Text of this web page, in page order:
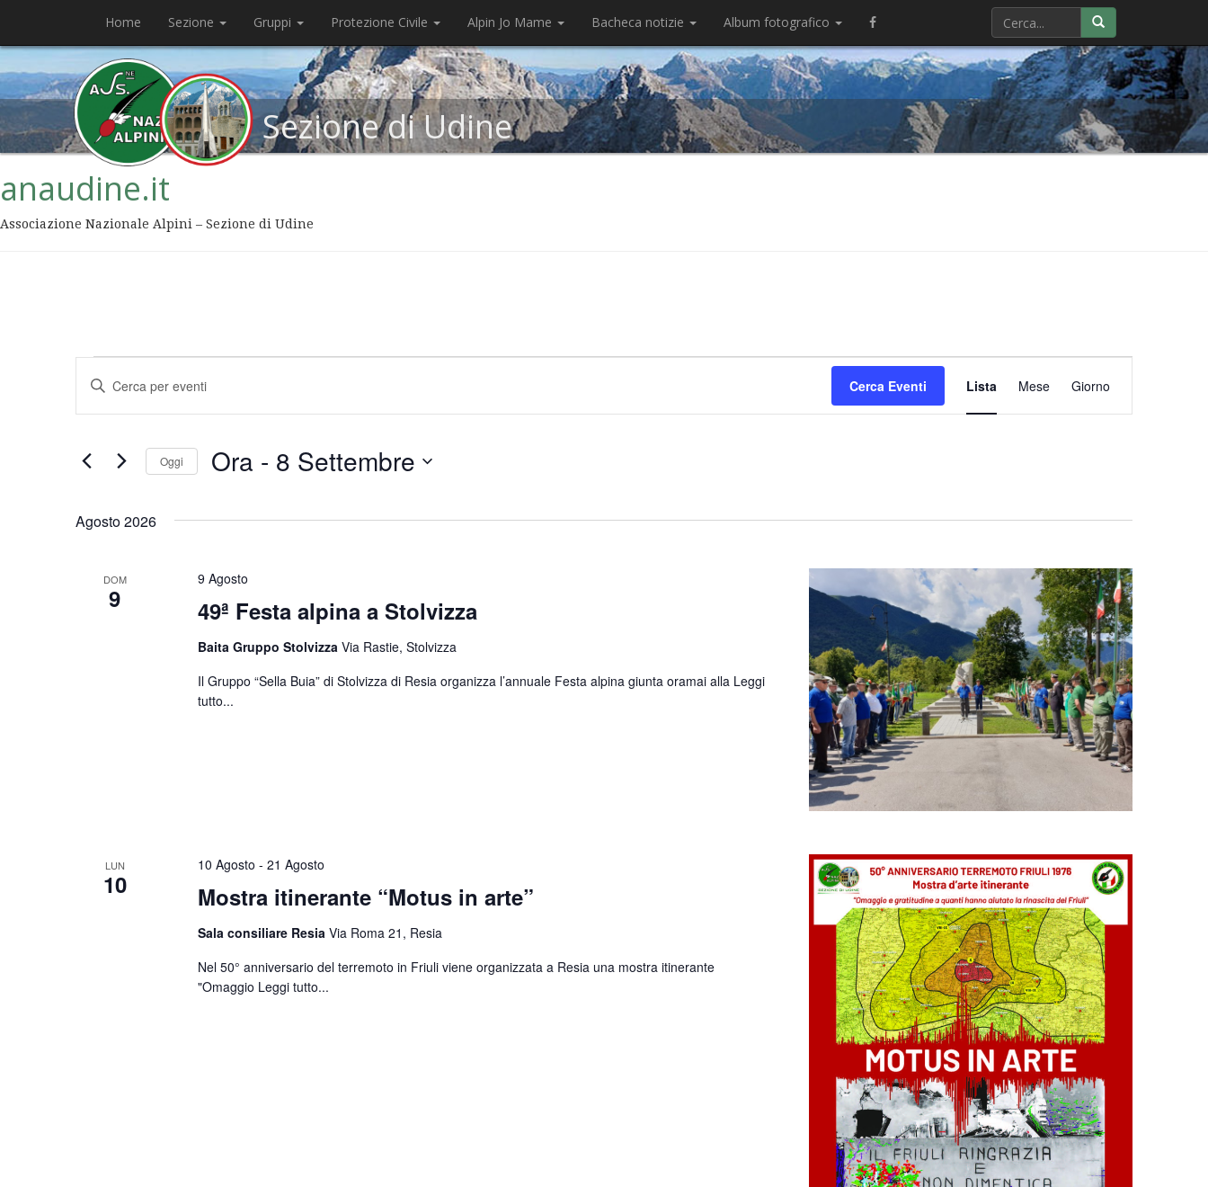
Home Sezione Gruppi Protezione Civile Alpin Jo Mame Bacheca notizie Album fotografico
Sezione di Udine
anaudine.it
Associazione Nazionale Alpini – Sezione di Udine
Eventi
Ricerca
viste
Inserisci
Parola
Chiave.
per
Cerca Eventi
Evento
Viste
Navigazione
Lista Mese Giorno
Oggi Ora - 8 Settembre
data.
Agosto 2026
DOM
9 49ª Festa alpina a Stolvizza
9 Agosto
Baita Gruppo Stolvizza Via Rastie, Stolvizza
Il Gruppo “Sella Buia” di Stolvizza di Resia organizza l’annuale Festa alpina giunta oramai alla Leggi
tutto...
LUN
10 Mostra itinerante “Motus in arte”
10 Agosto - 21 Agosto
Sala consiliare Resia Via Roma 21, Resia
Nel 50° anniversario del terremoto in Friuli viene organizzata a Resia una mostra itinerante
"Omaggio Leggi tutto...